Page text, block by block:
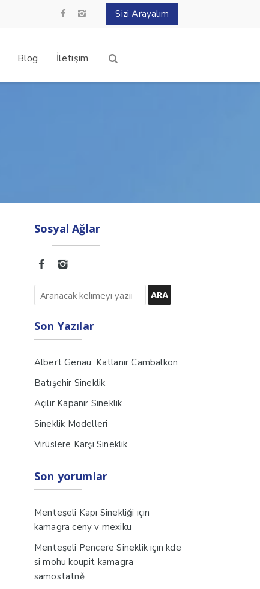
Sizi Arayalım
Blog İletişim
Sosyal Ağlar
Son Yazılar
Albert Genau: Katlanır Cambalkon
Batışehir Sineklik
Açılır Kapanır Sineklik
Sineklik Modelleri
Virüslere Karşı Sineklik
Son yorumlar
Menteşeli Kapı Sinekliği için
kamagra ceny v mexiku
Menteşeli Pencere Sineklik içinkde
si mohu koupit kamagra
samostatně